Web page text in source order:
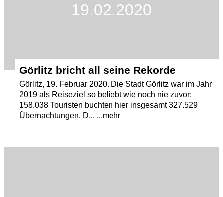
19.02.2020
Görlitz bricht all seine Rekorde
Görlitz, 19. Februar 2020. Die Stadt Görlitz war im Jahr
2019 als Reiseziel so beliebt wie noch nie zuvor:
158.038 Touristen buchten hier insgesamt 327.529
Übernachtungen. D... ...mehr